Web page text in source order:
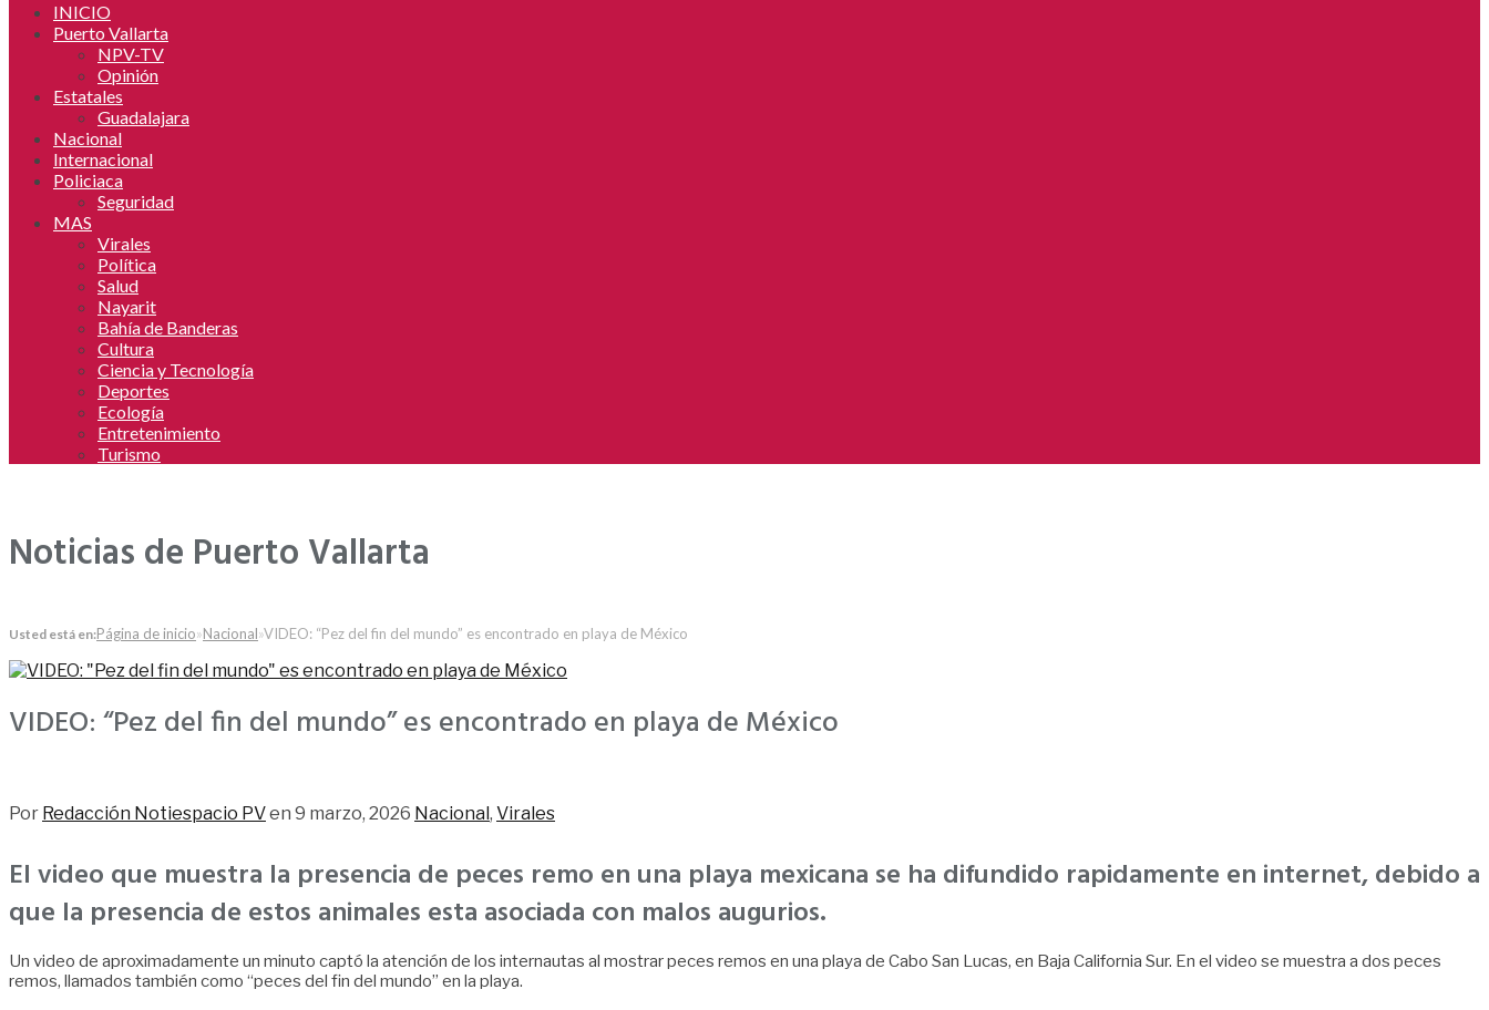
INICIO
Puerto Vallarta
NPV-TV
Opinión
Estatales
Guadalajara
Nacional
Internacional
Policiaca
Seguridad
MAS
Virales
Política
Salud
Nayarit
Bahía de Banderas
Cultura
Ciencia y Tecnología
Deportes
Ecología
Entretenimiento
Turismo
Noticias de Puerto Vallarta
Usted está en:Página de inicio»Nacional»VIDEO: “Pez del fin del mundo” es encontrado en playa de México
VIDEO: “Pez del fin del mundo” es encontrado en playa de México
Por Redacción Notiespacio PVen 9 marzo, 2026 Nacional, Virales
El video que muestra la presencia de peces remo en una playa mexicana se ha difundido rapidamente en internet, debido a
que la presencia de estos animales esta asociada con malos augurios.
Un video de aproximadamente un minuto captó la atención de los internautas al mostrar peces remos en una playa de Cabo San Lucas, en Baja California Sur. En el video se muestra a dos peces
remos, llamados también como “peces del fin del mundo” en la playa.